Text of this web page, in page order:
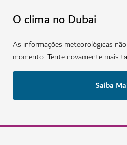
O clima no Dubai
As informações meteorológicas
momento. Tente novamente mais
Saiba